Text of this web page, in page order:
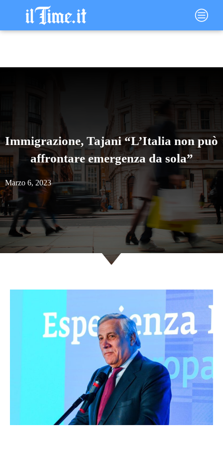
contenuto
Main
Menu
Immigrazione, Tajani “L’Italia non può
affrontare emergenza da sola”
Marzo 6, 2023